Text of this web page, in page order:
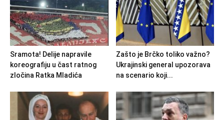
Sramota! Delije napravile
koreografiju u čast ratnog
zločina Ratka Mladića
Zašto je Brčko toliko važno?
Ukrajinski general upozorava
na scenario koji...